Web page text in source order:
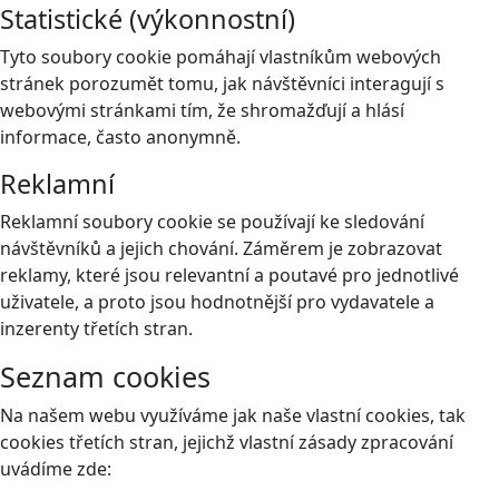
Statistické (výkonnostní)
Tyto soubory cookie pomáhají vlastníkům webových
stránek porozumět tomu, jak návštěvníci interagují s
webovými stránkami tím, že shromažďují a hlásí
informace, často anonymně.
Reklamní
Reklamní soubory cookie se používají ke sledování
návštěvníků a jejich chování. Záměrem je zobrazovat
reklamy, které jsou relevantní a poutavé pro jednotlivé
uživatele, a proto jsou hodnotnější pro vydavatele a
inzerenty třetích stran.
Seznam cookies
Na našem webu využíváme jak naše vlastní cookies, tak
cookies třetích stran, jejichž vlastní zásady zpracování
uvádíme zde: